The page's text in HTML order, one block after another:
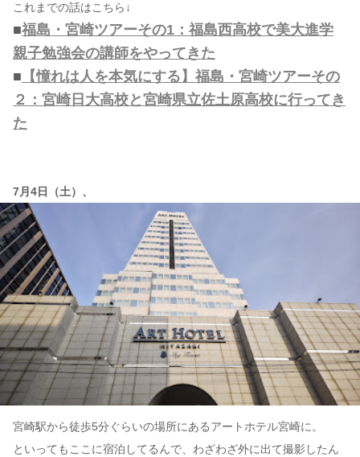
これまでの話はこちら↓
■福島・宮崎ツアーその1：福島西高校で美大進学
親子勉強会の講師をやってきた
■ 【憧れは人を本気にする】福島・宮崎ツアーその
２：宮崎日大高校と宮崎県立佐土原高校に行ってき
た
7月4日（土）、
宮崎駅から徒歩5分ぐらいの場所にあるアートホテル宮崎に。
といってもここに宿泊してるんで、わざわざ外に出て撮影したん
このサイトについて
運営会社
お問い合わせ